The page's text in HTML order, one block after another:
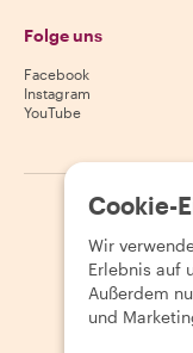
Folge uns
Facebook
Instagram
YouTube
2026
Cookie-
Wir
Erlebnis auf
Außerdem
und